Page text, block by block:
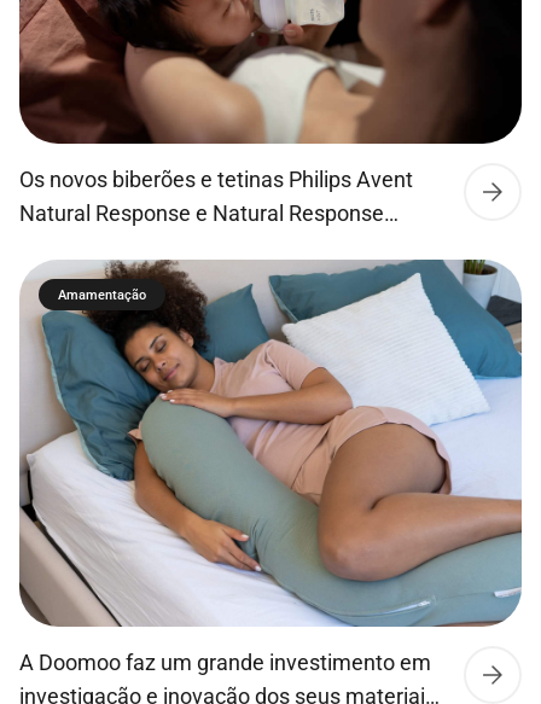
Os novos biberões e tetinas Philips Avent
Natural Response e Natural Response
quando o bebé bebe ativamente, para que
este possa beber, engolir e respirar tal como
no peito da mãe. Os bebés conseguem
succionar, engolir e respirar ao seu ritmo
natural, tal como no peito. O que faz com […]
Amamentação
A Doomoo faz um grande investimento em
investigação e inovação dos seus materiais,